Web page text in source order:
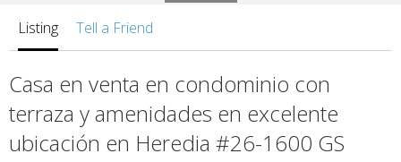
Listing Tell a Friend
Casa en venta en condominio con
terraza y amenidades en excelente
ubicación en Heredia #26-1600 GS